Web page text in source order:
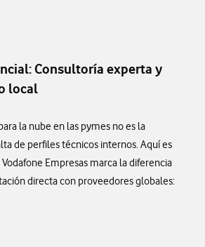
Consultoría experta y
local
la nube en las pymes no es la
de perfiles técnicos internos. Aquí es
Empresas marca la diferencia
directa con proveedores globales: